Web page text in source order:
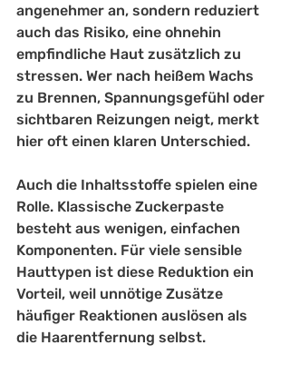
angenehmer an, sondern reduziert
auch das Risiko, eine ohnehin
empfindliche Haut zusätzlich zu
stressen. Wer nach heißem Wachs
zu Brennen, Spannungsgefühl oder
sichtbaren Reizungen neigt, merkt
hier oft einen klaren Unterschied.
Auch die Inhaltsstoffe spielen eine
Rolle. Klassische Zuckerpaste
besteht aus wenigen, einfachen
Komponenten. Für viele sensible
Hauttypen ist diese Reduktion ein
Vorteil, weil unnötige Zusätze
häufiger Reaktionen auslösen als
die Haarentfernung selbst.